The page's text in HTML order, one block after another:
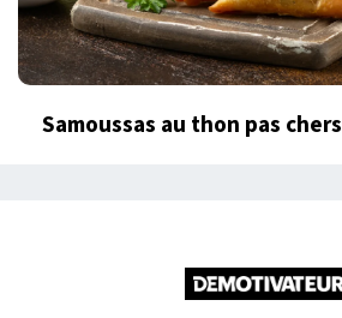
Samoussas au thon pas chers